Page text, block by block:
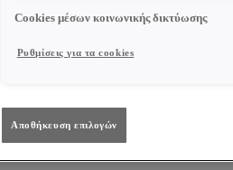
Cookies μέσων κοινωνικής δικτύωσης
Ρυθμίσεις για τα cookies
Αποθήκευση επιλογών